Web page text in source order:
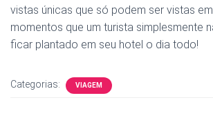
vistas únicas que só podem ser vistas
momentos que um turista simplesmente
ficar plantado em seu hotel o dia todo!
Categorias: VIAGEM